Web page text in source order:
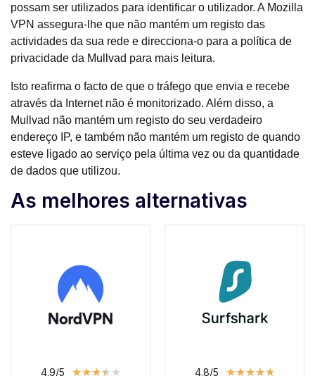
possam ser utilizados para identificar o utilizador. A Mozilla
VPN assegura-lhe que não mantém um registo das
actividades da sua rede e direcciona-o para a política de
privacidade da Mullvad para mais leitura.
Isto reafirma o facto de que o tráfego que envia e recebe
através da Internet não é monitorizado. Além disso, a
Mullvad não mantém um registo do seu verdadeiro
endereço IP, e também não mantém um registo de quando
esteve ligado ao serviço pela última vez ou da quantidade
de dados que utilizou.
As melhores alternativas
4.9/5 ★★★★★ 4.8/5 ★★★★★